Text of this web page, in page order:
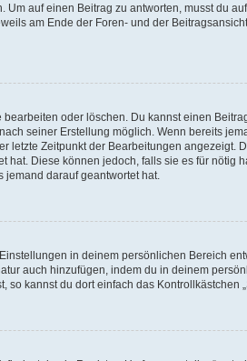
auf einen Beitrag zu antworten, musst du
am Ende der Foren- und der
oder löschen. Du kannst einen
seiner Erstellung möglich. Wenn bereits
Zeitpunkt der Bearbeitungen angezeigt.
Diese können jedoch, falls sie es für nötig
darauf geantwortet hat.
in deinem persönlichen Bereich
auch hinzufügen, indem du in deinem
kannst du dort einfach das Kontrollkästchen